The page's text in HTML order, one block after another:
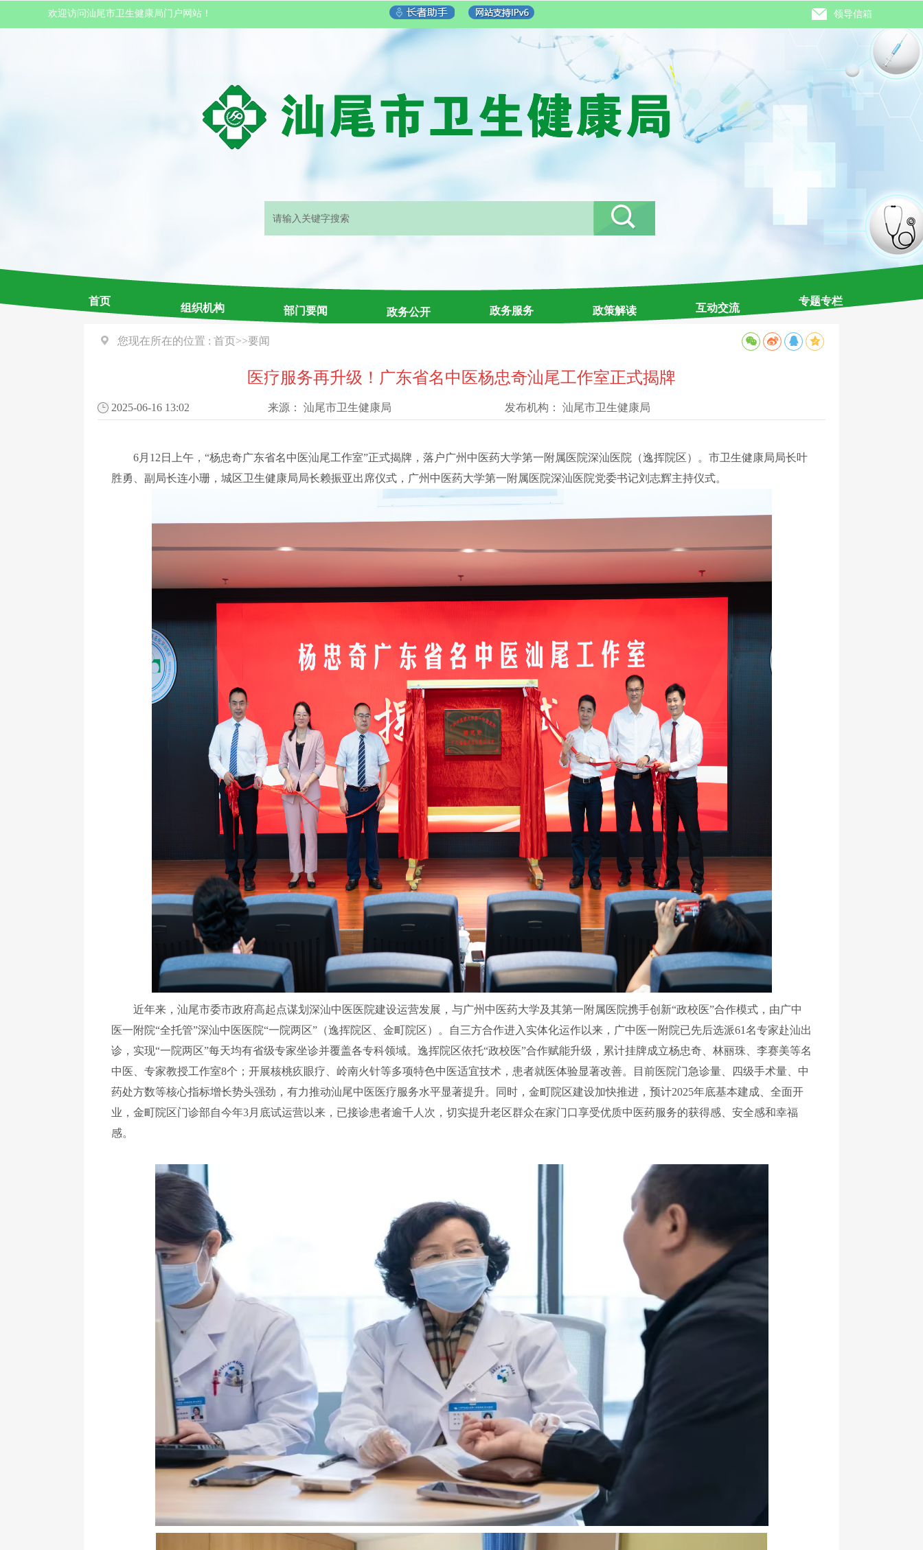
欢迎访问汕尾市卫生健康局门户网站！ 领导信箱
首页
组织机构 部门要闻 政务公开 政务服务 政策解读 互动交流
专题专栏
您现在所在的位置 : 首页>>要闻
医疗服务再升级！广东省名中医杨忠奇汕尾工作室正式揭牌
2025-06-16 13:02 来源： 汕尾市卫生健康局 发布机构： 汕尾市卫生健康局
6月 12 日上午， “杨忠奇广东省名中医汕尾工作室”正式揭牌，落户广州中医药大学第一附属医院深汕医院（逸挥院区）。市卫生健康局局长叶
胜勇、副局长连小珊，城区卫生健康局局长赖振亚出席仪式，广州中医药大学第一附属医院深汕医院党委书记刘志辉主持仪式。
近年来，汕尾市委市政府高起点谋划深汕中医医院建设运营发展，与广州中医药大学及其第一附属医院携手创新“政校医”合作模式，由广中
医一附院“全托管”深汕中医医院“一院两区” （逸挥院区、金町院区）。自三方合作进入实体化运作以来，广中医一附院已先后选派61名专家赴汕出
诊，实现“一院两区”每天均有省级专家坐诊并覆盖各专科领域。逸挥院区依托“政校医”合作赋能升级，累计挂牌成立杨忠奇、林丽珠、李赛美等名
中医、专家教授工作室8个； 开展核桃疚眼疗、岭南火针等多项特色中医适宜技术，患者就医体验显著改善。目前医院门急诊量、四级手术量、中
药处方数等核心指标增长势头强劲，有力推动汕尾中医医疗服务水平显著提升。同时，金町院区建设加快推进，预计2025年底基本建成、全面开
业，金町院区门诊部自今年3月底试运营以来，已接诊患者逾千人次，切实提升老区群众在家门口享受优质中医药服务的获得感、安全感和幸福
感。